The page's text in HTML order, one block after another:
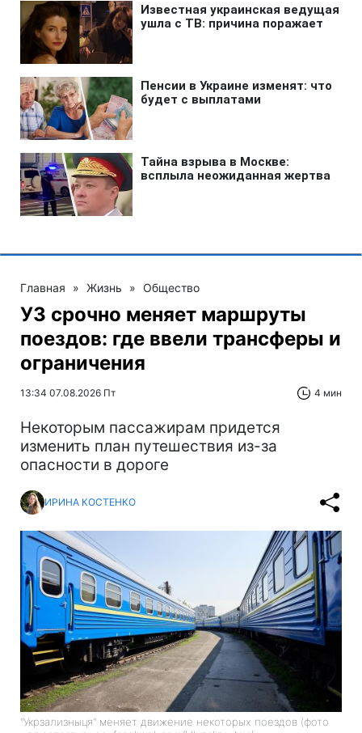
Главная » Жизнь » Общество
УЗ срочно меняет маршруты
поездов: где ввели трансферы и
ограничения
13:34 07.08.2026 Пт 4 мин
Некоторым пассажирам придется
изменить план путешествия из-за
опасности в дороге
ИРИНА КОСТЕНКО
"Укрзализныця" меняет движение некоторых поездов (фото